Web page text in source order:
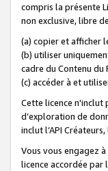
compris la présente
non exclusive, libre
(a) copier et afficher
(b) utiliser
cadre du Contenu
(c) accéder à et
Cette licence n'inclut
d’exploration de
inclut l’API
Vous vous engagez
licence accordée par